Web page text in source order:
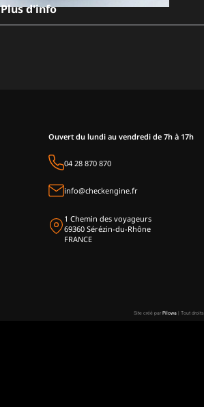
Plus d'info
Ouvert du lundi au vendredi de 7h à 17h
04 28 870 870
info@checkengine.fr
1 Chemin des voyageurs
69360 Sérézin-du-Rhône
FRANCE
Site créé par Pilowa | Tout